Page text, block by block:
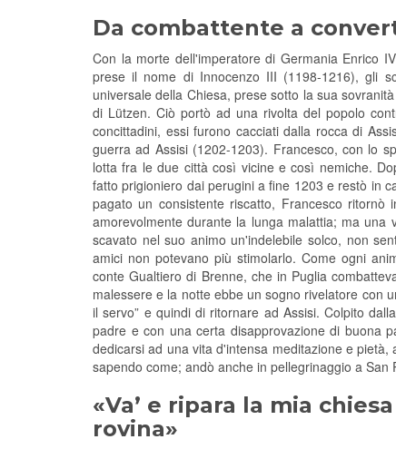
Da combattente a
Con la morte dell'imperatore di Germania Enrico
prese il nome di Innocenzo III (1198-1216), gli
universale della Chiesa, prese sotto la sua
di Lützen. Ciò portò ad una rivolta del popolo
concittadini, essi furono cacciati dalla rocca di
guerra ad Assisi (1202-1203). Francesco, con lo
lotta fra le due città così vicine e così nemiche.
fatto prigioniero dai perugini a fine 1203 e restò in
pagato un consistente riscatto, Francesco
amorevolmente durante la lunga malattia; ma
scavato nel suo animo un'indelebile solco, non
amici non potevano più stimolarlo. Come ogni
conte Gualtiero di Brenne, che in Puglia
malessere e la notte ebbe un sogno rivelatore con
il servo” e quindi di ritornare ad Assisi. Colpito
padre e con una certa disapprovazione di buona
dedicarsi ad una vita d'intensa meditazione e
sapendo come; andò anche in pellegrinaggio a
«Va’ e ripara la mia
rovina»